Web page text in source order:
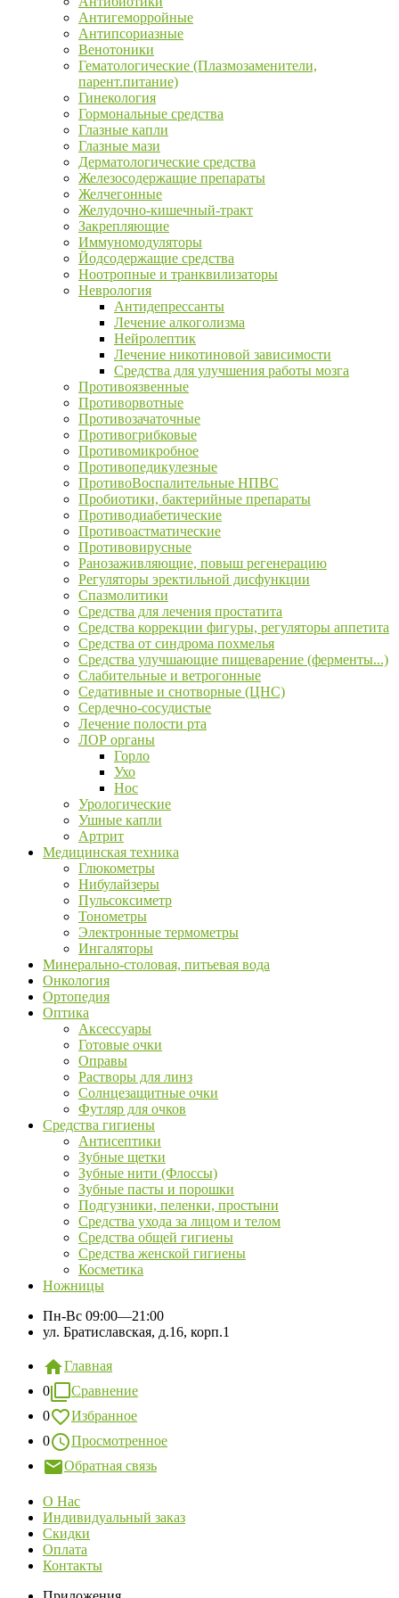
Антигеморройные
Антипсориазные
Венотоники
Гематологические (Плазмозаменители,
парент.питание)
Гинекология
Гормональные средства
Глазные капли
Глазные мази
Дерматологические средства
Железосодержащие препараты
Желчегонные
Желудочно-кишечный-тракт
Закрепляющие
Иммуномодуляторы
Йодсодержащие средства
Ноотропные и транквилизаторы
Неврология
Антидепрессанты
Лечение алкоголизма
Нейролептик
Лечение никотиновой зависимости
Средства для улучшения работы мозга
Противоязвенные
Противорвотные
Противозачаточные
Противогрибковые
Противомикробное
Противопедикулезные
ПротивоВоспалительные НПВС
Пробиотики, бактерийные препараты
Противодиабетические
Противоастматические
Противовирусные
Ранозаживляющие, повыш регенерацию
Регуляторы эректильной дисфункции
Спазмолитики
Средства для лечения простатита
Средства коррекции фигуры, регуляторы аппетита
Средства от синдрома похмелья
Средства улучшающие пищеварение (ферменты...)
Слабительные и ветрогонные
Седативные и снотворные (ЦНС)
Сердечно-сосудистые
Лечение полости рта
ЛОР органы
Горло
Ухо
Нос
Урологические
Ушные капли
Артрит
Медицинская техника
Глюкометры
Нибулайзеры
Пульсоксиметр
Тонометры
Электронные термометры
Ингаляторы
Минерально-столовая, питьевая вода
Онкология
Ортопедия
Оптика
Аксессуары
Готовые очки
Оправы
Растворы для линз
Солнцезащитные очки
Футляр для очков
Средства гигиены
Антисептики
Зубные щетки
Зубные нити (Флоссы)
Зубные пасты и порошки
Подгузники, пеленки, простыни
Средства ухода за лицом и телом
Средства общей гигиены
Средства женской гигиены
Косметика
Ножницы
Пн-Вс 09:00—21:00
ул. Братиславская, д.16, корп.1
Главная
0
Сравнение
0
Избранное
0
Просмотренное
Обратная связь
О Нас
Индивидуальный заказ
Скидки
Оплата
Контакты